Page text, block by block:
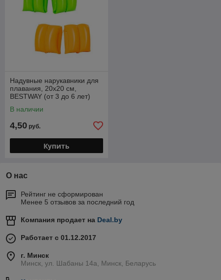
Надувные нарукавники для
плавания, 20x20 см,
BESTWAY (от 3 до 6 лет)
В наличии
4,50 руб.
Купить
О нас
Рейтинг не сформирован
Менее 5 отзывов за последний год
Компания продает на Deal.by
Работает с 01.12.2017
г. Минск
Минск, ул. Шабаны 14а, Минск, Беларусь